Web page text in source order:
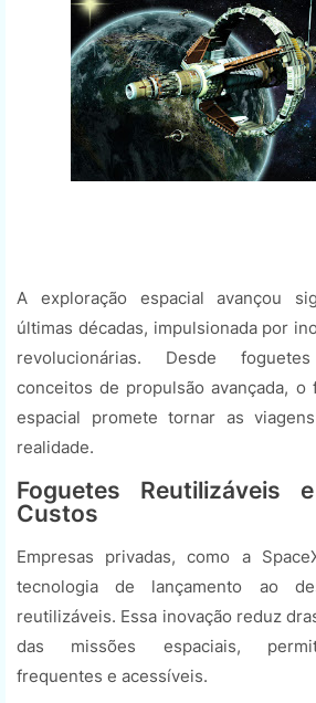
A exploração espacial avançou
últimas décadas, impulsionada por
revolucionárias. Desde
conceitos de propulsão avançada, o
espacial promete tornar as
realidade.
Foguetes Reutilizáveis
Custos
Empresas privadas, como a
tecnologia de lançamento ao
reutilizáveis. Essa inovação reduz
das missões espaciais,
frequentes e acessíveis.